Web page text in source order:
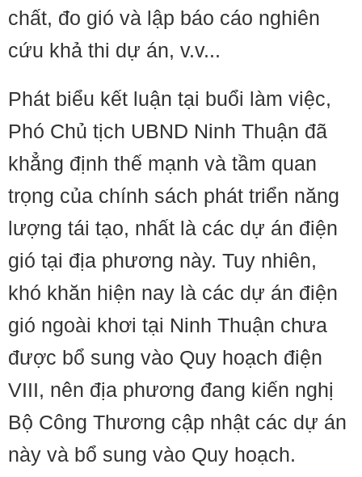
chất, đo gió và lập báo cáo nghiên
cứu khả thi dự án, v.v...
Phát biểu kết luận tại buổi làm việc,
Phó Chủ tịch UBND Ninh Thuận đã
khẳng định thế mạnh và tầm quan
trọng của chính sách phát triển năng
lượng tái tạo, nhất là các dự án điện
gió tại địa phương này. Tuy nhiên,
khó khăn hiện nay là các dự án điện
gió ngoài khơi tại Ninh Thuận chưa
được bổ sung vào Quy hoạch điện
VIII, nên địa phương đang kiến nghị
Bộ Công Thương cập nhật các dự án
này và bổ sung vào Quy hoạch.